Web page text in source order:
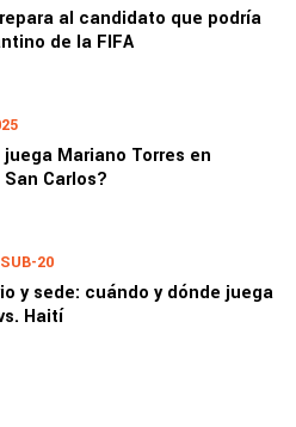
al candidato que podría
de la FIFA
juega Mariano Torres en
Carlos?
20
y sede: cuándo y dónde juega
Haití